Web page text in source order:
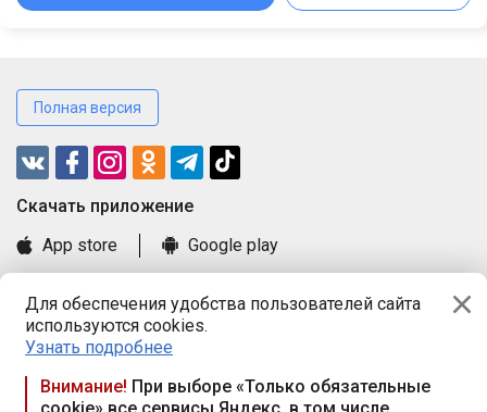
Для обеспечения удобства пользователей сайта
используются cookies.
Узнать подробнее
Внимание! При выборе «Только обязательные
Полная версия
Cкачать приложение
App store
Google play
Книга замечаний и предложений
Правила и документы
Praca.by © 2000—2026, ООО «ПРАЦА БАЙ»